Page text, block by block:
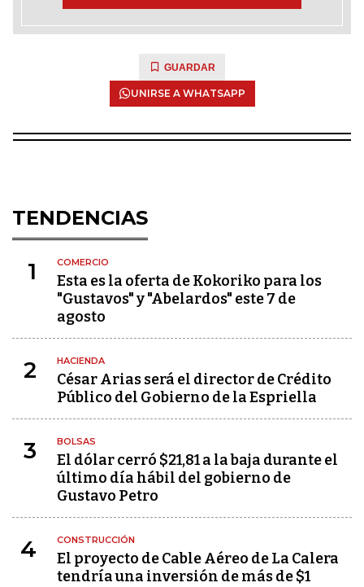
GUARDAR
UNIRSE A WHATSAPP
TENDENCIAS
1 COMERCIO
Esta es la oferta de Kokoriko para los
"Gustavos" y "Abelardos" este 7 de
agosto
2 HACIENDA
César Arias será el director de Crédito
Público del Gobierno de la Espriella
3 BOLSAS
El dólar cerró $21,81 a la baja durante el
último día hábil del gobierno de
Gustavo Petro
4 CONSTRUCCIÓN
El proyecto de Cable Aéreo de La Calera
tendría una inversión de más de $1